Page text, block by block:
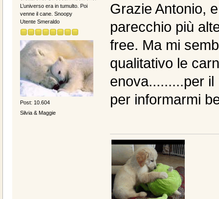
L’universo era in tumulto. Poi
venne il cane. Snoopy
Utente Smeraldo
Post: 10.604
Silvia & Maggie
Grazie Antonio,
parecchio più
free. Ma mi
qualitativo le
enova.........per
per informarmi